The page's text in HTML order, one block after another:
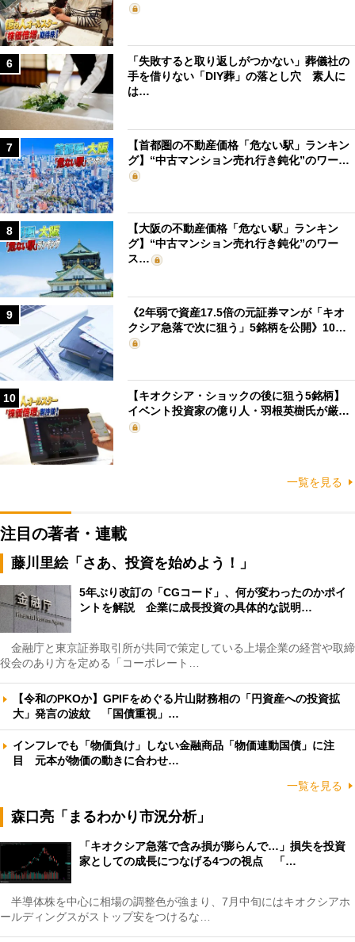
6
「失敗すると取り返しがつかない」葬儀社の
手を借りない「DIY葬」の落とし穴 素人に
は…
7
【首都圏の不動産価格「危ない駅」ランキン
グ】“中古マンション売れ行き鈍化”のワー…
8
【大阪の不動産価格「危ない駅」ランキン
グ】“中古マンション売れ行き鈍化”のワー
ス…
9
《2年弱で資産17.5倍の元証券マンが「キオ
クシア急落で次に狙う」5銘柄を公開》10…
10
【キオクシア・ショックの後に狙う5銘柄】
イベント投資家の億り人・羽根英樹氏が厳…
一覧を見る
注目の著者・連載
藤川里絵「さあ、投資を始めよう！」
5年ぶり改訂の「CGコード」、何が変わったのかポイ
ントを解説 企業に成長投資の具体的な説明…
金融庁と東京証券取引所が共同で策定している上場企業の経営や取締
役会のあり方を定める「コーポレート…
【令和のPKOか】GPIFをめぐる片山財務相の「円資産への投資拡
大」発言の波紋 「国債重視」…
インフレでも「物価負け」しない金融商品「物価連動国債」に注
目 元本が物価の動きに合わせ…
一覧を見る
森口亮「まるわかり市況分析」
「キオクシア急落で含み損が膨らんで…」損失を投資
家としての成長につなげる4つの視点 「…
半導体株を中心に相場の調整色が強まり、7月中旬にはキオクシアホ
ールディングスがストップ安をつけるな…